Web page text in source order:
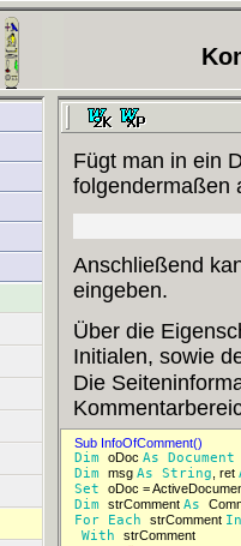
Fügt man in ein
folgendermaßen
Anschließend
eingeben.
Über die
Initialen, sowie
Die
Sub InfoOfComment()
Dim oDoc As
Dim msg As String , ret
Set
Dim strComment As
For
Each strComment
With
strComment